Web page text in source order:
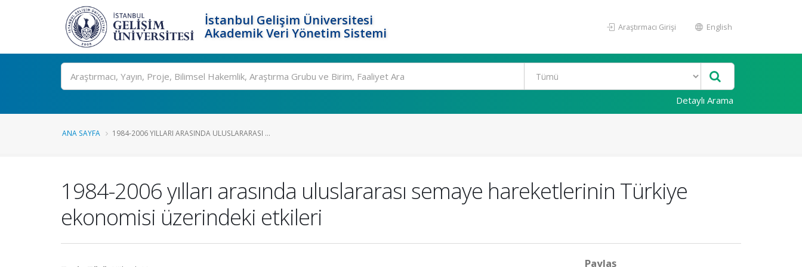
İstanbul Gelişim Üniversitesi
Akademik Veri Yönetim Sistemi
Araştırmacı Girişi English
Ara
Detaylı Arama
ANA SAYFA 1984-2006 YILLARI ARASINDA ULUSLARARASI ...
1984-2006 yılları arasında uluslararası semaye hareketlerinin Türkiye
ekonomisi üzerindeki etkileri
Paylaş